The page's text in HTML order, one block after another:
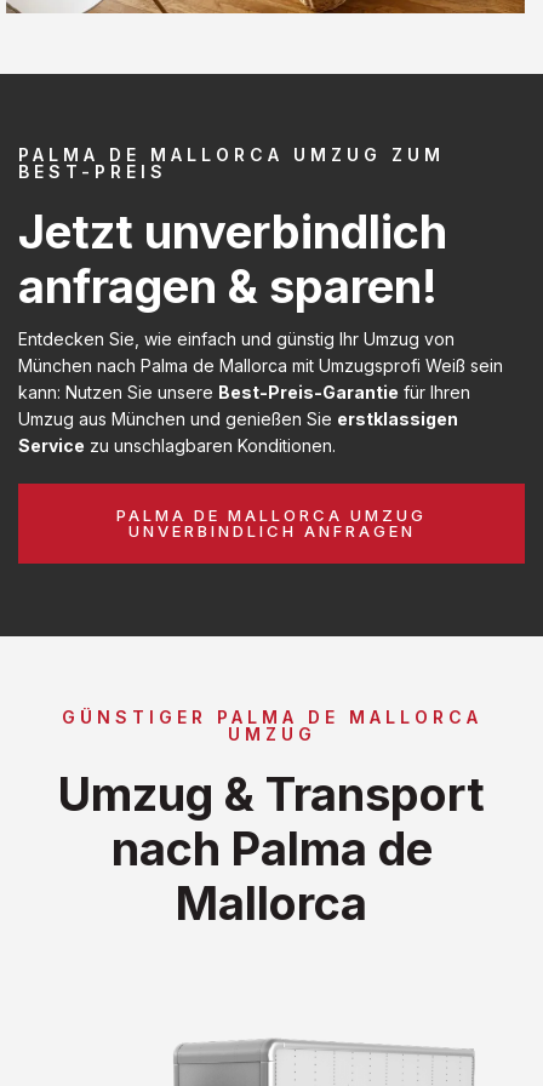
PALMA DE MALLORCA UMZUG ZUM
BEST-PREIS
Jetzt unverbindlich
anfragen & sparen!
Entdecken Sie, wie einfach und günstig Ihr Umzug von
München nach Palma de Mallorca mit Umzugsprofi Weiß sein
kann: Nutzen Sie unsere Best-Preis-Garantie für Ihren
Umzug aus München und genießen Sie erstklassigen
Service zu unschlagbaren Konditionen.
PALMA DE MALLORCA UMZUG
UNVERBINDLICH ANFRAGEN
GÜNSTIGER PALMA DE MALLORCA
UMZUG
Umzug & Transport
nach Palma de
Mallorca